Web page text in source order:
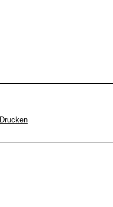
Drucken